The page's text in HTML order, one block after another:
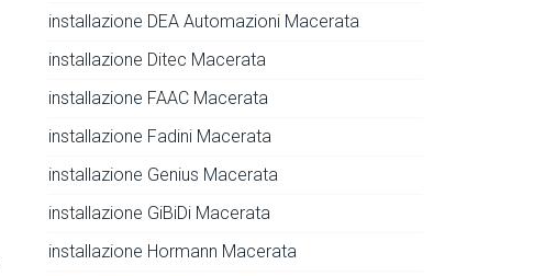
installazione DEA Automazioni Macerata
installazione Ditec Macerata
installazione FAAC Macerata
installazione Fadini Macerata
installazione Genius Macerata
installazione GiBiDi Macerata
installazione Hormann Macerata